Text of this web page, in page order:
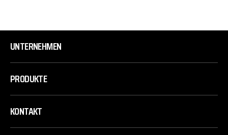
UNTERNEHMEN
PRODUKTE
KONTAKT